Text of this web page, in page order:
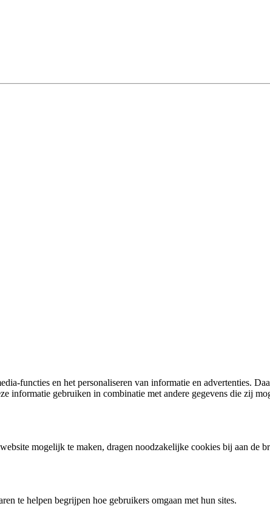
functies en het personaliseren van informatie en advertenties.
informatie gebruiken in combinatie met andere gegevens die zij
mogelijk te maken, dragen noodzakelijke cookies bij aan de
te helpen begrijpen hoe gebruikers omgaan met hun sites.